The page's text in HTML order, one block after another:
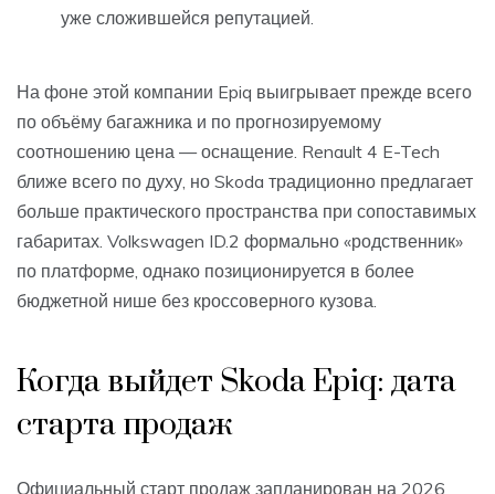
уже сложившейся репутацией.
На фоне этой компании Epiq выигрывает прежде всего
по объёму багажника и по прогнозируемому
соотношению цена — оснащение. Renault 4 E-Tech
ближе всего по духу, но Skoda традиционно предлагает
больше практического пространства при сопоставимых
габаритах. Volkswagen ID.2 формально «родственник»
по платформе, однако позиционируется в более
бюджетной нише без кроссоверного кузова.
Когда выйдет Skoda Epiq: дата
старта продаж
Официальный старт продаж запланирован на 2026